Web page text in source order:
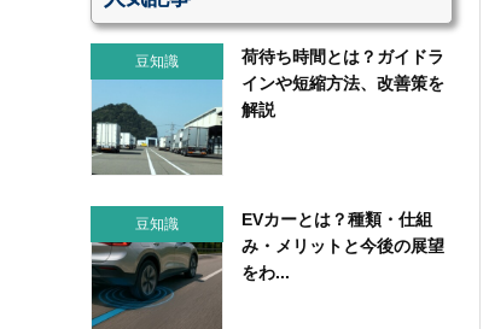
豆知識
荷待ち時間とは？ガイドラ
インや短縮方法、改善策を
解説
豆知識
EVカーとは？種類・仕組
み・メリットと今後の展望
をわ...